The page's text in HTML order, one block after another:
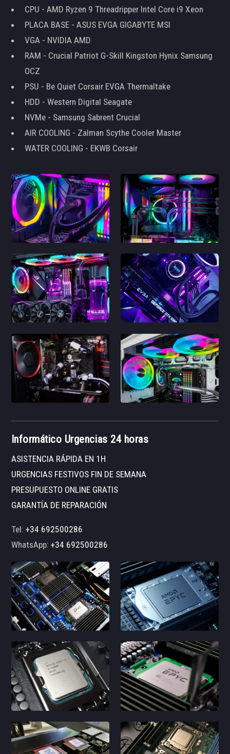
CPU - AMD Ryzen 9 Threadripper Intel Core i9 Xeon
PLACA BASE - ASUS EVGA GIGABYTE MSI
VGA - NVIDIA AMD
RAM - Crucial Patriot G-Skill Kingston Hynix Samsung
OCZ
PSU - Be Quiet Corsair EVGA Thermaltake
HDD - Western Digital Seagate
NVMe - Samsung Sabrent Crucial
AIR COOLING - Zalman Scythe Cooler Master
WATER COOLING - EKWB Corsair
Informático Urgencias 24 horas
ASISTENCIA RÁPIDA EN 1H
URGENCIAS FESTIVOS FIN DE SEMANA
PRESUPUESTO ONLINE GRATIS
GARANTÍA DE REPARACIÓN
Tel:+34 692500286
WhatsApp:+34 692500286